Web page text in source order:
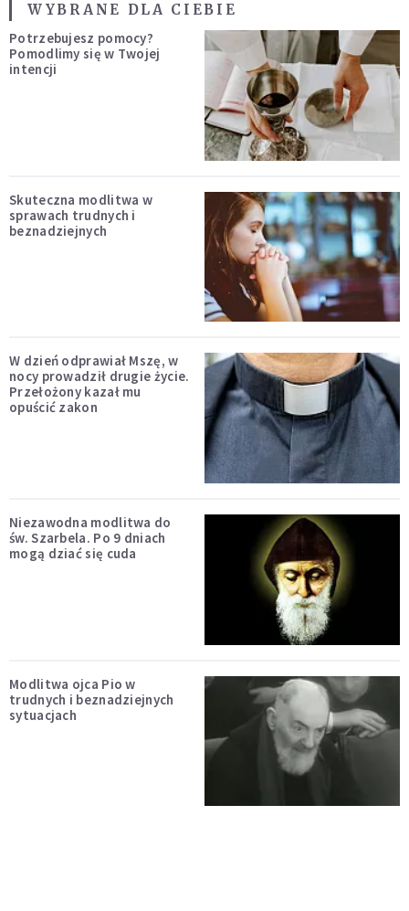
WYBRANE DLA CIEBIE
Potrzebujesz pomocy?
Pomodlimy się w Twojej
intencji
Skuteczna modlitwa w
sprawach trudnych i
beznadziejnych
W dzień odprawiał Mszę, w
nocy prowadził drugie życie.
Przełożony kazał mu
opuścić zakon
Niezawodna modlitwa do
św. Szarbela. Po 9 dniach
mogą dziać się cuda
Modlitwa ojca Pio w
trudnych i beznadziejnych
sytuacjach